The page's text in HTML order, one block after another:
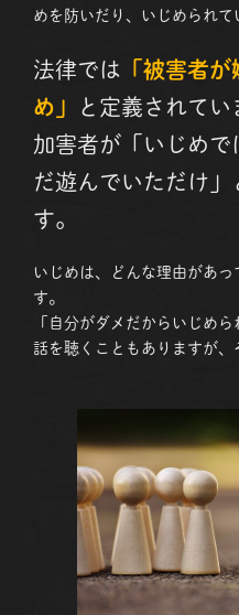
めを防いだり、いじめられて
法律では 「被害者
め」
と定義されてい
加害者が「いじめで
だ遊んでいただけ
す。
いじめは、どんな理由があ
す。
「自分がダメだからいじめ
話を聴くこともありますが、